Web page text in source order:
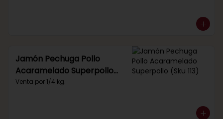
Jamón Pechuga Pollo
Acaramelado Superpollo
(Sku 113)
Venta por 1/4 kg.